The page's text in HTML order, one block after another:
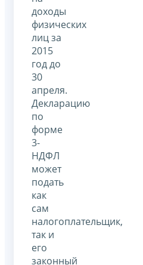
доходы
физических
лиц за
2015
год до
30
апреля.
Декларацию
по
форме
3-
НДФЛ
может
подать
как
сам
налогоплательщик,
так и
его
законный